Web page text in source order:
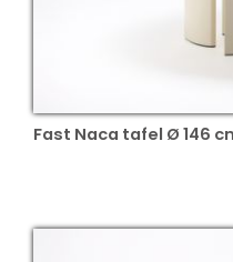
Fast Naca tafel Ø 146